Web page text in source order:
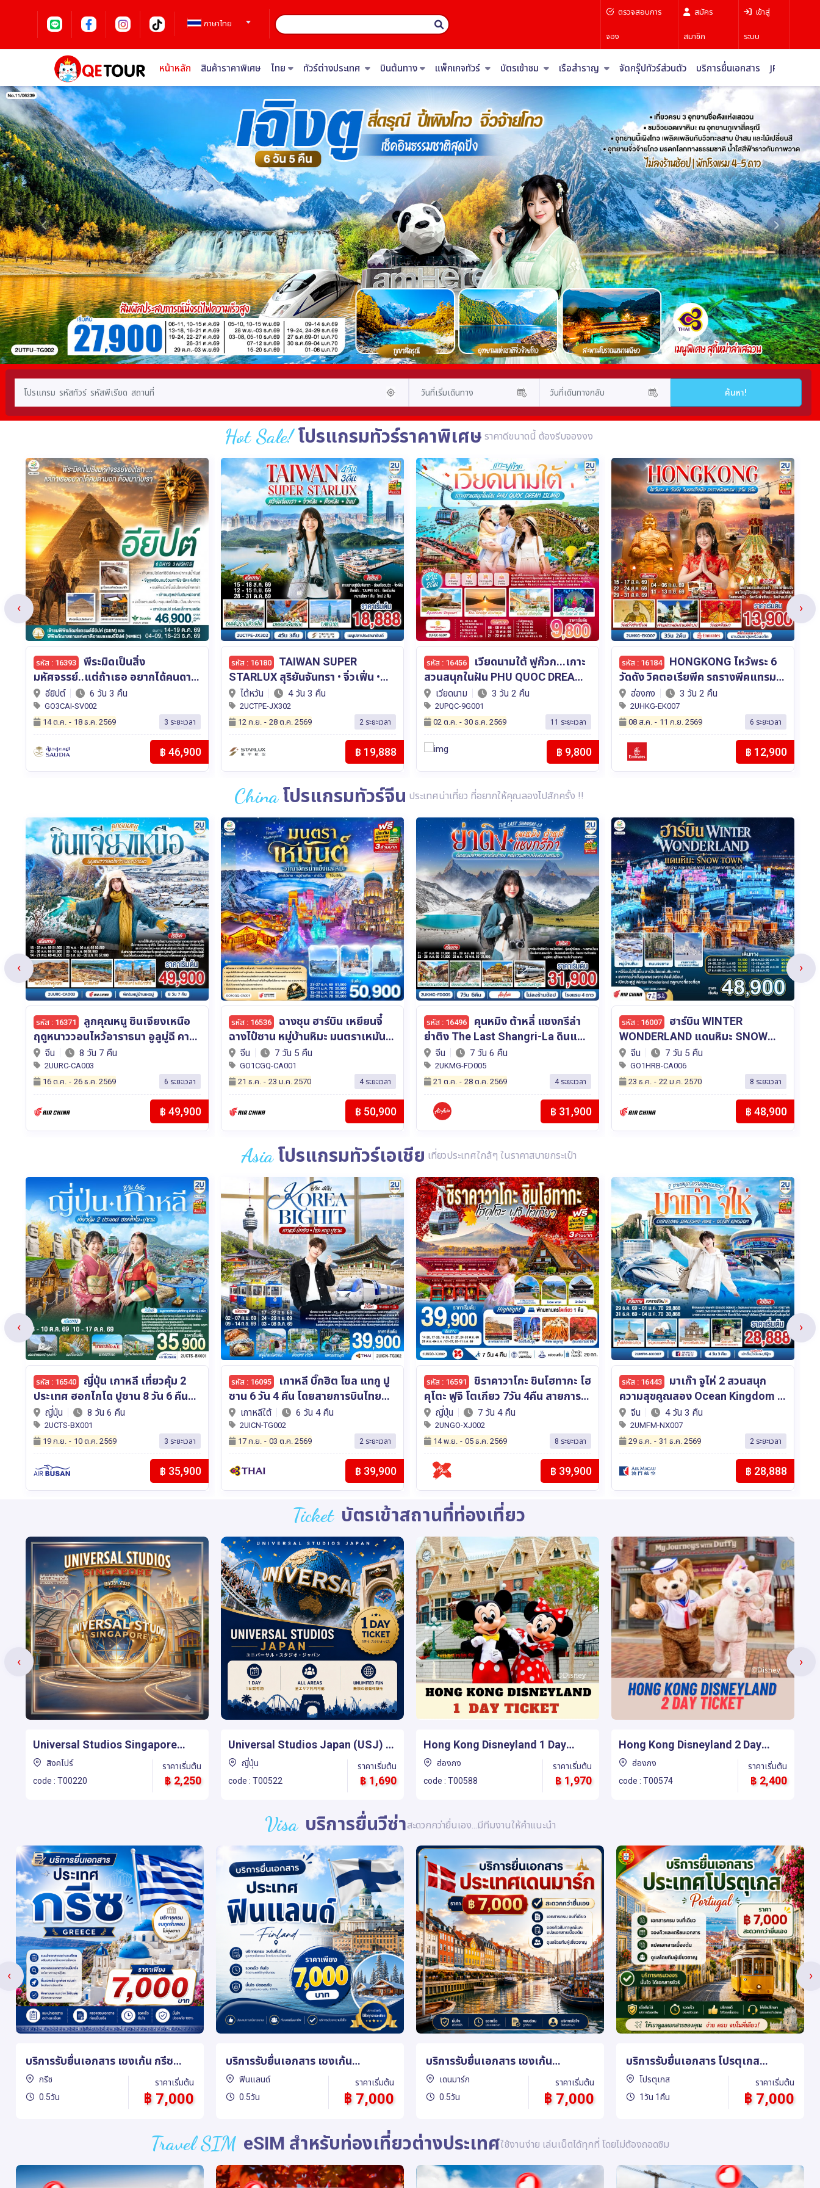
ภาษาไทย
ตรวจสอบการ
จอง
สมัคร
สมาชิก
เข้าสู่
ระบบ
หน้าหลัก สินค้าราคาพิเศษ ไทย ทัวร์ต่างประเทศ บินต้นทาง แพ็กเกจทัวร์ บัตรเข้าชม เรือสำราญ จัดกรุ๊ปทัวร์ส่วนตัว บริการยื่นเอกสาร JR Pass
Hot Sale!โปรแกรมทัวร์ราคาพิเศษ ราคาดีขนาดนี้ ต้องรีบจองงง
รหัส : 16180
STARLUX สุริยันจันทรา • จิ่วเฟิ่น •
สือเฟิ่น • ไทเป 4 วัน 3 คืน โดย
STARLUX AIRLINES (JX742 /
JX745) *รวมปรับภาษีน้ำมันล่าสุด (1
เม.ย.69) แล้ว *
ไต้หวัน 4 วัน 3 คืน
2UCTPE-JX302
12 ก.ย. - 28 ต.ค. 2569 2 ระยะเวลา
฿ 19,888
รหัส : 16456
สวนสนุกในฝัน PHU QUOC DREAM
ISLAND 3 วัน 2 คืน โดย Sun
PhuQuoc Airways (9G)
เวียดนาม 3 วัน 2 คืน
2UPQC-9G001
02 ต.ค. - 30 ธ.ค. 2569 11 ระยะเวลา
฿ 9,800
รหัส : 16184
วัดดัง วิคตอเรียพีค รถรางพีคแทรม 3
วัน 2 คืน โดยสายการบิน Emirates
(EK)
ฮ่องกง 3 วัน 2 คืน
2UHKG-EK007
08 ส.ค. - 11 ก.ย. 2569 6 ระยะเวลา
฿ 12,900
รหัส : 16292
อินเดีย มหัศจรรย์สามเหลี่ยมทองคำ
เดลี · อัครา · ชัยปูร์ 4วัน 2คืน โดย
THAI AIRWAYS (TG)
อินเดีย 4 วัน 2 คืน
2UDEL-TG001
10 ก.ย. - 25 ต.ค. 2569 6 ระยะเวลา
฿ 29,900
‹ ›
Chinaโปรแกรมทัวร์จีน ประเทศน่าเที่ยว ที่อยากให้คุณลองไปสักครั้ง !!
รหัส : 16536
ฉางไป๋ซาน หมู่บ้านหิมะ มนตราเหมันต์
อาณาจักรน้ำแข็ง 7 วัน 5 คืน โดย สาย
การบิน แอร์ไชน่า (CA)
จีน 7 วัน 5 คืน
GO1CGQ-CA001
21 ธ.ค. - 23 ม.ค. 2570 4 ระยะเวลา
฿ 50,900
รหัส : 16496
ย่าติง The Last Shangri-La ดินแดน
ที่กาลเวลาเดินช้าลง แต่ความสวยยัง
งดงามเสมอ โดยรถไฟความเร็วสูง 7
วัน 6 คืน *ไม่ลงร้าน* โดยสายการบิน
แอร์เอเซีย (FD)
จีน 7 วัน 6 คืน
2UKMG-FD005
21 ต.ค. - 28 ต.ค. 2569 4 ระยะเวลา
฿ 31,900
รหัส : 16007
WONDERLAND แดนหิมะ SNOW
TOWN สุดว้าว คฤหาสน์วอลการ์
ตระการตาเทศกาลน้ำแข็ง 7 วัน 5 คืน
โดยการบิน แอร์ ไชน่า (CA)
จีน 7 วัน 5 คืน
GO1HRB-CA006
23 ธ.ค. - 22 ม.ค. 2570 8 ระยะเวลา
฿ 48,900
รหัส : 16005
อุทยานหลุมบ่อฟ้า อุทยานเขานางฟ้า
อุทยานภูเขาสี่ดรุณี อุทยานต๋ากู่ปิงชวน
(นั่งรถไฟความเร็วสูง 1 ขา ) *ไม่ลง
ร้านช้อป* 7วัน 6คืน โดยสายการบิน
Thai Airways (TG)
จีน 7 วัน 6 คืน
2UTFU-TG101
06 ต.ค. - 27 ธ.ค. 2569 10 ระยะเวลา
฿ 33,900
‹ ›
Asiaโปรแกรมทัวร์เอเชีย เที่ยวประเทศใกล้ๆ ในราคาสบายกระเป๋า
รหัส : 16095
ซาน 6 วัน 4 คืน โดยสายการบินไทย
(TG)เกาหลีใต้ 6 วัน 4 คืน
2UICN-TG002
17 ก.ย. - 03 ต.ค. 2569 2 ระยะเวลา
฿ 39,900
รหัส : 16591
คุโตะ ฟูจิ โตเกียว 7วัน 4คืน สายการ
บิน ไทยแอร์เอเชีย เอ็กซ์
ญี่ปุ่น 7 วัน 4 คืน
2UNGO-XJ002
14 พ.ย. - 05 ธ.ค. 2569 8 ระยะเวลา
฿ 39,900
รหัส : 16443
ความสุขคูณสอง Ocean Kingdom x
Spaceship Park (ไม่ลงร้าน) 4 วัน 3
คืน โดยสายการบิน Air Macau (NX)
จีน 4 วัน 3 คืน
2UMFM-NX007
29 ธ.ค. - 31 ธ.ค. 2569 2 ระยะเวลา
฿ 28,888
รหัส : 15562
มด๋าว ซาปา ฟานซิปัน 5 วัน 4 คืน เที่ยว
เวียดนาม..ฟีลยุโรป..ท่ามกลางสาย
หมอก โดยสายการบิน VietJet Air
(VJ)
เวียดนาม 5 วัน 4 คืน
2UHAN-VJ101
12 ส.ค. - 23 ต.ค. 2569 16 ระยะเวลา
฿ 15,900
‹ ›
Ticket บัตรเข้าสถานที่ท่องเที่ยว
Universal Studios Japan (USJ) 1
Dayญี่ปุ่น
code : T00522
ราคาเริ่มต้น
฿ 1,690
Hong Kong Disneyland 1 Day
Ticket
ฮ่องกง
code : T00588
ราคาเริ่มต้น
฿ 1,970
Hong Kong Disneyland 2 Day
Ticket
ฮ่องกง
code : T00574
ราคาเริ่มต้น
฿ 2,400
Promotion - Ngong Ping 360
ฮ่องกง
code : T00625
ราคาเริ่มต้น
฿ 390
‹ ›
Visa บริการยื่นวีซ่าสะดวกกว่ายื่นเอง...มีทีมงานให้คำแนะนำ
บริการรับยื่นเอกสาร เชงเก้น
ฟินแลนด์ (Schengen Finland)
ฟินแลนด์
0.5วัน
ราคาเริ่มต้น
฿ 7,000
บริการรับยื่นเอกสาร เชงเก้น
เดนมาร์ก (Schengen Denmark)
เดนมาร์ก
0.5วัน
ราคาเริ่มต้น
฿ 7,000
บริการรับยื่นเอกสาร โปรตุเกส
(Schengen Portugal)
โปรตุเกส
1วัน 1คืน
ราคาเริ่มต้น
฿ 7,000
บริการรับยื่นเอกสารอียิปต์ (Egypt)
อียิปต์
1วัน
ราคาเริ่มต้น
฿ 5,000
‹ ›
Travel SIM eSIM สำหรับท่องเที่ยวต่างประเทศใช้งานง่าย เล่นเน็ตได้ทุกที่ โดยไม่ต้องถอดซิม